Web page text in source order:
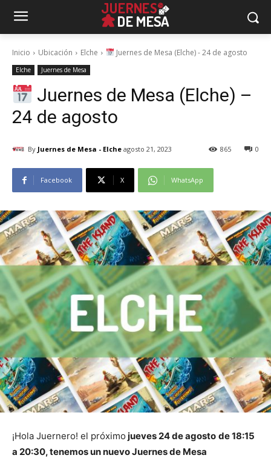
Inicio Ubicación Elche Juernes de Mesa (Elche) - 24 de agosto
Elche Juernes de Mesa
Juernes de Mesa (Elche) –
24 de agosto
By Juernes de Mesa - Elche agosto 21, 2023 0
865
Facebook X WhatsApp
¡Hola Juernero! el próximo jueves 24 de agosto de 18:15
a 20:30, tenemos un nuevo Juernes de Mesa